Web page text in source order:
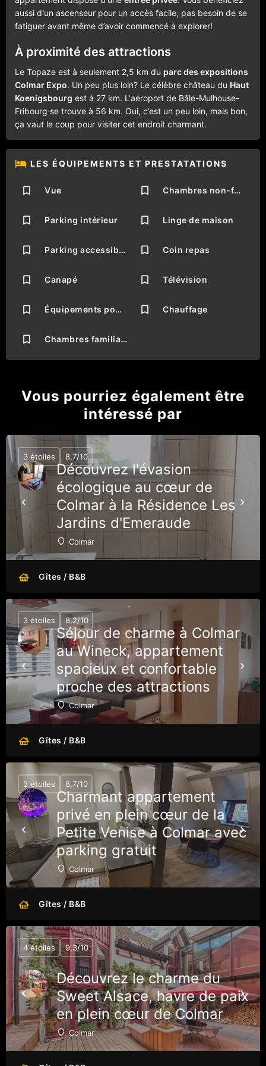
aussi d'un ascenseur pour un accès facile, pas besoin de se
fatiguer avant même d’avoir commencé à explorer!
À proximité des attractions
Le Topaze est à seulement 2,5 km du parc des expositions
Colmar Expo. Un peu plus loin? Le célèbre château du Haut
Koenigsbourg est à 27 km. L'aéroport de Bâle-Mulhouse-
Fribourg se trouve à 56 km. Oui, c’est un peu loin, mais bon,
ça vaut le coup pour visiter cet endroit charmant.
LES ÉQUIPEMENTS ET PRESTATATIONS
Vue Chambres non-fumeurs
Parking intérieur Linge de maison
Parking accessible aux personnes à mobilité réduite Coin repas
Canapé Télévision
Équipements pour les personnes handicapées Chauffage
Chambres familiales
Vous pourriez également être
intéressé par
Découvrez l'évasion
écologique au cœur de
Colmar à la Résidence Les
Jardins d'Emeraude
Colmar
3 étoiles 8,7/10
Gîtes / B&B
Séjour de charme à Colmar
au Wineck, appartement
spacieux et confortable
proche des attractions
Colmar
3 étoiles 8,2/10
Gîtes / B&B
Charmant appartement
privé en plein cœur de la
Petite Venise à Colmar avec
parking gratuit
Colmar
3 étoiles 8,7/10
Gîtes / B&B
Découvrez le charme du
Sweet Alsace, havre de paix
en plein cœur de Colmar
Colmar
4 étoiles 9,3/10